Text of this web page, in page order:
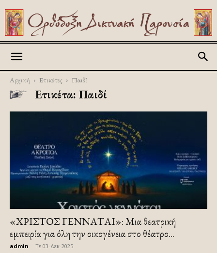
Αρχική Ετικέτες Παιδί
Ετικέτα: Παιδί
«ΧΡΙΣΤΟΣ ΓΕΝΝΑΤΑΙ»: Μια θεατρική
εμπειρία για όλη την οικογένεια στο θέατρο...
admin Τε 03-Δεκ-2025